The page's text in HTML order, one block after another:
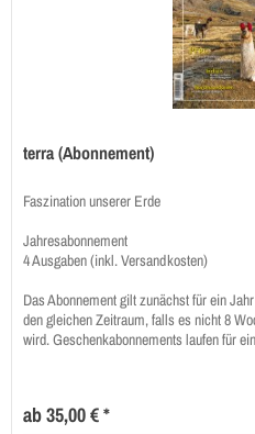
terra (Abonnement)
Faszination unserer Erde
Jahresabonnement
4 Ausgaben (inkl. Versandkosten)
Das Abonnement gilt zunächst für ein
den gleichen Zeitraum, falls es nicht 8
wird. Geschenkabonnements laufen für
ab 35,00 € *